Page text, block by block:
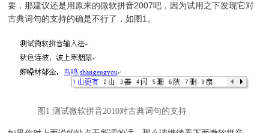
要，那建议还是用原来的微软拼音2007吧，因为试用之下发现它对
古典词句的支持的确是不行了，如图1。
图1 测试微软拼音2010对古典词句的支持